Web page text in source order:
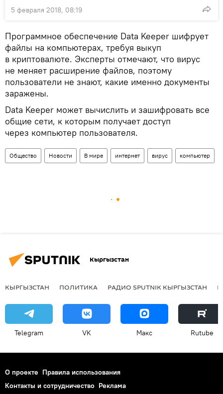
5 февраля 2018, 08:19
Программное обеспечение Data Keeper шифрует
файлы на компьютерах, требуя выкуп
в криптовалюте. Эксперты отмечают, что вирус
не меняет расширение файлов, поэтому
пользователи не знают, какие именно документы
заражены.
Data Keeper может вычислить и зашифровать все
общие сети, к которым получает доступ
через компьютер пользователя.
Общество Новости В мире интернет вирус компьютер
Кыргызстан
КЫРГЫЗСТАН ПОЛИТИКА РАДИО SPUTNIK КЫРГЫЗСТАН
Telegram VK Макс Rutube
О проекте Правила использования
Контакты и сотрудничество Реклама